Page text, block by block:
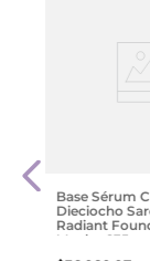
Base Sérum
Dieciocho
Radiant
Mocha 635